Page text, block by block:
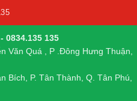
0834.135 135
Văn Quá , P .Đông Hưng Thuận,
Bích, P. Tân Thành, Q. Tân Phú,